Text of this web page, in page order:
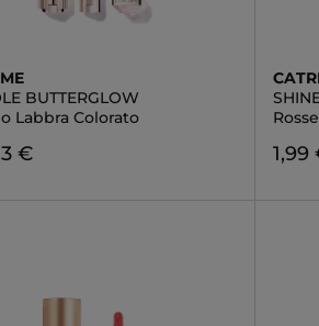
BUTTERGLOW
Labbra Colorato
€ 1,99